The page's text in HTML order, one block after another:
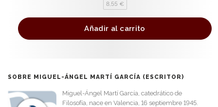
8,55 €
Añadir al carrito
SOBRE MIGUEL-ÁNGEL MARTÍ GARCÍA (ESCRITOR)
Miguel-Ángel Martí García, catedrático de
Filosofía, nace en Valencia, 16 septiembre 1945.